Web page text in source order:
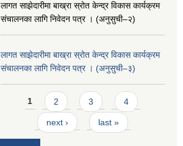
लागत साझेदारीमा बाख्रा स्रोत केन्द्र विकास कार्यक्रम
संचालनका लागि निवेदन पत्र । (अनुसुची–२)
लागत साझेदारीमा बाख्रा स्रोत केन्द्र विकास कार्यक्रम
संचालनका लागि निवेदन पत्र । (अनुसुची–३)
Pages
1 2 3 4
next › last »